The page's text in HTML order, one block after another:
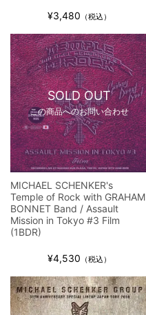
¥3,480 （税込）
SOLD OUT
この商品へのお問い合わせ
MICHAEL SCHENKER's
Temple of Rock with GRAHAM
BONNET Band / Assault
Mission in Tokyo #3 Film
(1BDR)
¥4,530 （税込）